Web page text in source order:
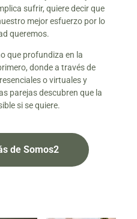
sufrir, quiere decir que
mejor esfuerzo por lo
queremos.
que profundiza en la
donde a través de
o virtuales y
parejas descubren que la
si se quiere.
de Somos2